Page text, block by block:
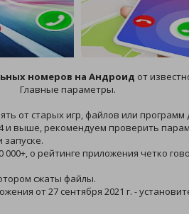
номеров на Андроид от
Главные параметры.
от старых игр, файлов или программ
и выше, рекомендуем проверить
запуске.
о рейтинге приложения четко
сжаты файлы.
от 27 сентября 2021 г. -